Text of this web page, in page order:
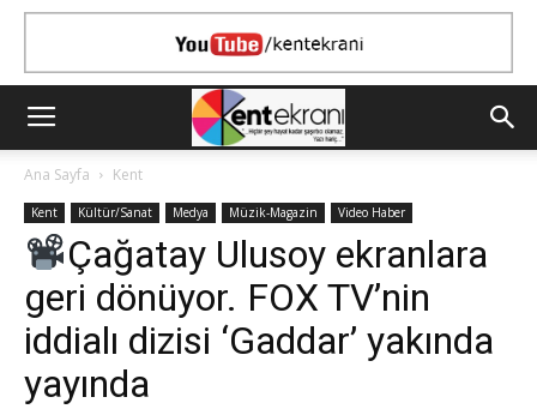
Ana Sayfa Kent
Kent Kültür/Sanat Medya Müzik-Magazin Video Haber
Çağatay Ulusoy ekranlara
geri dönüyor. FOX TV’nin
iddialı dizisi ‘Gaddar’ yakında
yayında